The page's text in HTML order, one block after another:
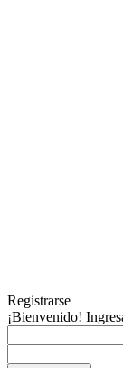
Registrarse
¡Bienvenido!